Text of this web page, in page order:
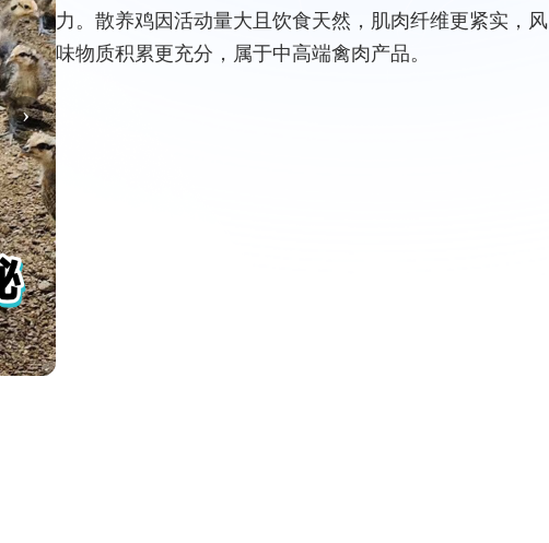
›
力。散养鸡因活动量大且饮食天然，肌肉纤维更紧实，风
味物质积累更充分，属于中高端禽肉产品。